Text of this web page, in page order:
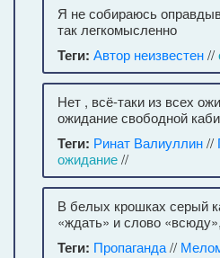
Я не собираюсь
так легкомысленно
Теги: Автор неизвестен//
Нет , всё-таки из всех
ожидание свободной
Теги: Ринат Валиуллин//
ожидание//
В белых крошках серый
«ждать» и слово
Теги: Пропаганда//